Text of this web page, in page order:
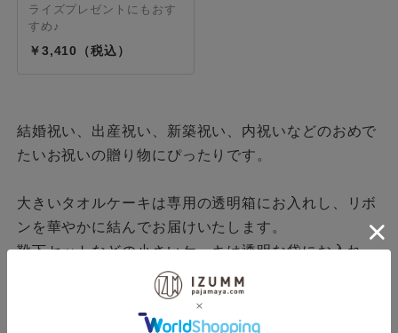
ライズプレゼントにもおす
すめ♪
3,410
結婚祝い、出産祝い、新築祝い、内祝いなどのおめで
たいお祝いの贈り物にぴったりです。
大きいタオルケーキは専用の透明箱にお入れし、リボ
ンを華やかに結んでお届けいたします。
靴下セットなどの小さいケーキは透明な袋にお入れ
し、リボンをかわいく結んでお届けいたします。
もらってしばらくはそのまま飾れるセンスの良いプレ